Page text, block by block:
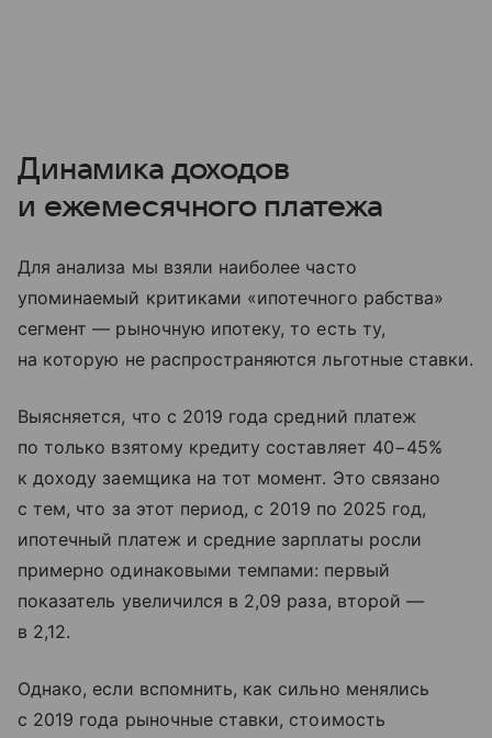
Динамика доходов
и ежемесячного платежа
Для анализа мы взяли наиболее часто
упоминаемый критиками «ипотечного рабства»
сегмент — рыночную ипотеку, то есть ту,
на которую не распространяются льготные ставки.
Выясняется, что с 2019 года средний платеж
по только взятому кредиту составляет 40−45%
к доходу заемщика на тот момент. Это связано
с тем, что за этот период, с 2019 по 2025 год,
ипотечный платеж и средние зарплаты росли
примерно одинаковыми темпами: первый
показатель увеличился в 2,09 раза, второй —
в 2,12.
Однако, если вспомнить, как сильно менялись
с 2019 года рыночные ставки, стоимость